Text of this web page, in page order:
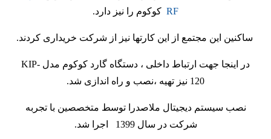
RF کوکوم را نیز دارد.
ساکنین این مجتمع از این کارتها نیز از شرکت خریداری کردند.
در اینجا جهت ارتباط داخلی ، دستگاه گارد کوکوم مدل KIP-
120 نیز تهیه ،نصب و راه اندازی شد.
نصب سیستم دیجیتال ملاصدرا توسط متخصصین با تجربه
شرکت در سال 1399 اجرا شد.